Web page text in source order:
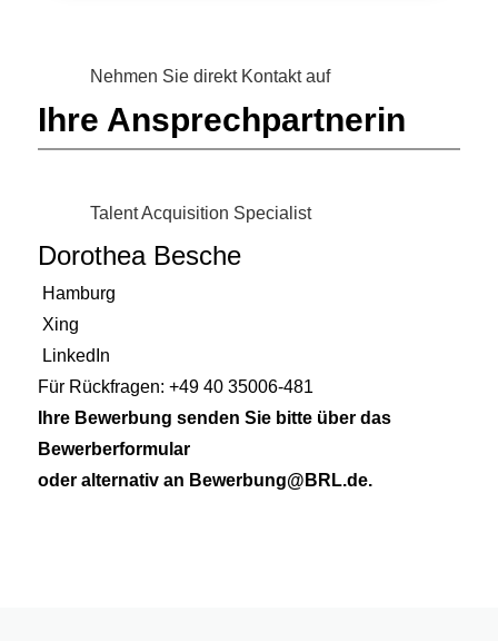
Nehmen Sie direkt Kontakt auf
Ihre Ansprechpartnerin
Talent Acquisition Specialist
Dorothea Besche
Hamburg
Xing
LinkedIn
Für Rückfragen: +49 40 35006-481
Ihre Bewerbung senden Sie bitte über das
Bewerberformular
oder alternativ an Bewerbung@BRL.de.